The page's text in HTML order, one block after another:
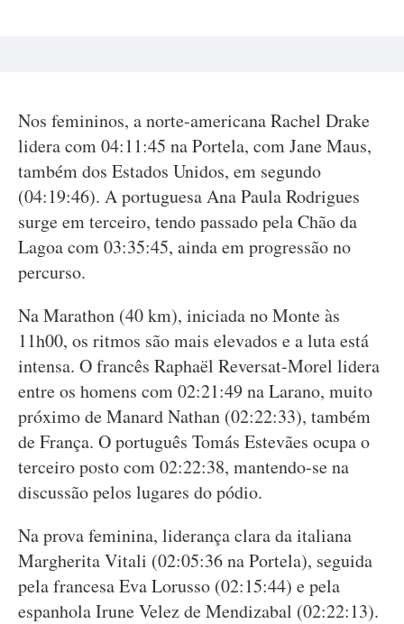
Nos femininos, a norte-americana Rachel Drake
lidera com 04:11:45 na Portela, com Jane Maus,
também dos Estados Unidos, em segundo
(04:19:46). A portuguesa Ana Paula Rodrigues
surge em terceiro, tendo passado pela Chão da
Lagoa com 03:35:45, ainda em progressão no
percurso.
Na Marathon (40 km), iniciada no Monte às
11h00, os ritmos são mais elevados e a luta está
intensa. O francês Raphaël Reversat-Morel lidera
entre os homens com 02:21:49 na Larano, muito
próximo de Manard Nathan (02:22:33), também
de França. O português Tomás Estevães ocupa o
terceiro posto com 02:22:38, mantendo-se na
discussão pelos lugares do pódio.
Na prova feminina, liderança clara da italiana
Margherita Vitali (02:05:36 na Portela), seguida
pela francesa Eva Lorusso (02:15:44) e pela
espanhola Irune Velez de Mendizabal (02:22:13).